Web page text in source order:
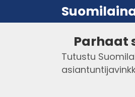
Parhaat
Tutustu